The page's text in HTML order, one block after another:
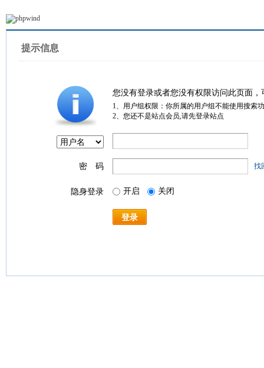
提示信息
您没有登录或者您没有权限访问此页面
1、用户组权限：你所属的用户组不能使用搜索
2、您还不是站点会员,请先登录站点
密 码 找
隐身登录 开启 关闭
登录